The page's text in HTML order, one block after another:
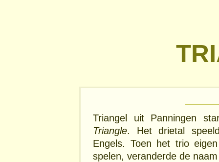
Triangel uit Panningen
Triangle. Het drietal
Engels. Toen het trio
spelen, veranderde de